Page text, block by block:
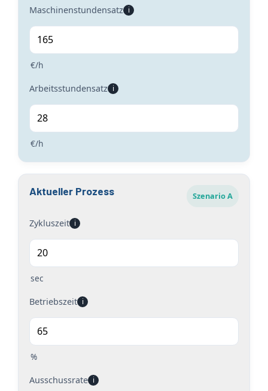
Maschinenstundensatz i
€/h
Arbeitsstundensatz i
€/h
Aktueller Prozess Szenario A
Zykluszeit i
sec
Betriebszeit i
%
Ausschussrate i